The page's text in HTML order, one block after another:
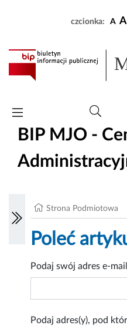
czcionka: A A
BIP MJO -
Strona Podmiotowa
Poleć
Podaj swój adres e-
Podaj adres(y), pod